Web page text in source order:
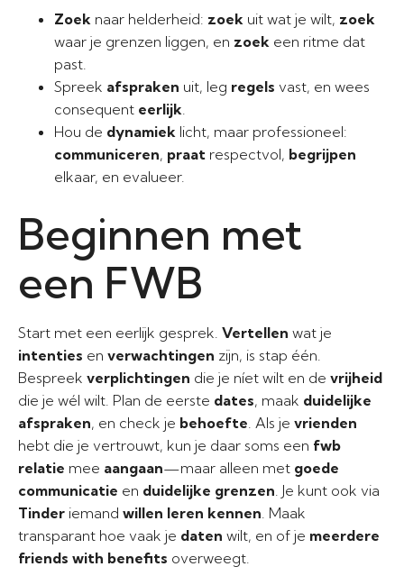
Zoek naar helderheid: zoek uit wat je wilt, zoek
waar je grenzen liggen, en zoek een ritme dat
past.
Spreek afspraken uit, leg regels vast, en wees
consequent eerlijk.
Hou de dynamiek licht, maar professioneel:
communiceren, praat respectvol, begrijpen
elkaar, en evalueer.
Beginnen met
een FWB
Start met een eerlijk gesprek. Vertellen wat je
intenties en verwachtingen zijn, is stap één.
Bespreek verplichtingen die je níet wilt en de vrijheid
die je wél wilt. Plan de eerste dates, maak duidelijke
afspraken, en check je behoefte. Als je vrienden
hebt die je vertrouwt, kun je daar soms een fwb
relatie mee aangaan—maar alleen met goede
communicatie en duidelijke grenzen. Je kunt ook via
Tinder iemand willen leren kennen. Maak
transparant hoe vaak je daten wilt, en of je meerdere
friends with benefits overweegt.